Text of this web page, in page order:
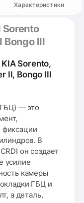
Характеристики
Sorento
Bongo III
Sorento,
II, Bongo III
— это
В
он создает
усилие
камеры
ГБЦ и
а деталь,